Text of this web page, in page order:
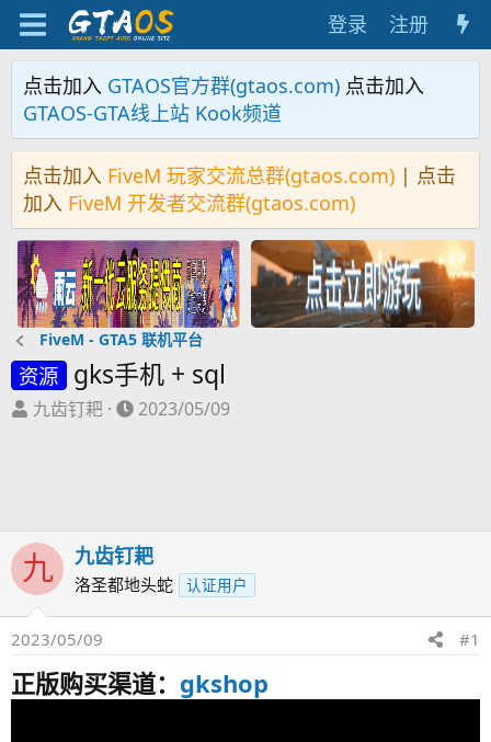
登录 注册
点击加入 GTAOS官方群(gtaos.com) 点击加入
GTAOS-GTA线上站 Kook频道
点击加入 FiveM 玩家交流总群(gtaos.com) | 点击
加入 FiveM 开发者交流群(gtaos.com)
FiveM - GTA5 联机平台
资源 gks手机 + sql
主
九齿钉耙
开
2023/05/09
九 九齿钉耙
洛圣都地头蛇 认证用户
2023/05/09 #1
正版购买渠道： gkshop